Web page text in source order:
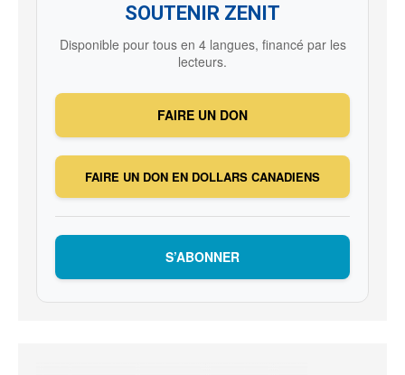
SOUTENIR ZENIT
Disponible pour tous en 4 langues, financé par les
lecteurs.
FAIRE UN DON
FAIRE UN DON EN DOLLARS CANADIENS
S’ABONNER